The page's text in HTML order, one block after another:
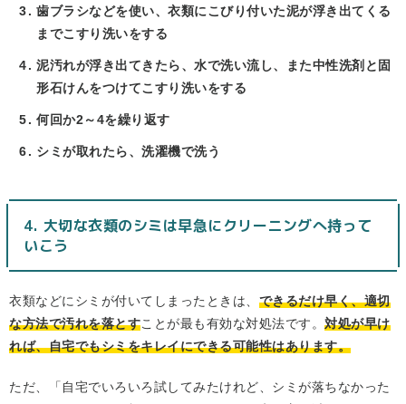
歯ブラシなどを使い、衣類にこびり付いた泥が浮き出てくる
までこすり洗いをする
泥汚れが浮き出てきたら、水で洗い流し、また中性洗剤と固
形石けんをつけてこすり洗いをする
何回か2～4を繰り返す
シミが取れたら、洗濯機で洗う
4. 大切な衣類のシミは早急にクリーニングへ持って
いこう
衣類などにシミが付いてしまったときは、 できるだけ早く、適切
な方法で汚れを落とすことが最も有効な対処法です。 対処が早け
れば、自宅でもシミをキレイにできる可能性はあります。
ただ、「自宅でいろいろ試してみたけれど、シミが落ちなかった